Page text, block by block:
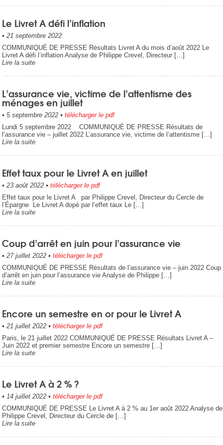
Le Livret A défi l’inflation
• 21 septembre 2022
COMMUNIQUÉ DE PRESSE Résultats Livret A du mois d’août 2022 Le
Livret A défi l’inflation Analyse de Philippe Crevel, Directeur […]
Lire la suite
L’assurance vie, victime de l’attentisme des
ménages en juillet
• 5 septembre 2022• télécharger le pdf
Lundi 5 septembre 2022 COMMUNIQUÉ DE PRESSE Résultats de
l’assurance vie – juillet 2022 L’assurance vie, victime de l’attentisme […]
Lire la suite
Effet taux pour le Livret A en juillet
• 23 août 2022• télécharger le pdf
Effet taux pour le Livret A par Philippe Crevel, Directeur du Cercle de
l’Épargne Le Livret A dopé par l’effet taux Le […]
Lire la suite
Coup d’arrêt en juin pour l’assurance vie
• 27 juillet 2022• télécharger le pdf
COMMUNIQUÉ DE PRESSE Résultats de l’assurance vie – juin 2022 Coup
d’arrêt en juin pour l’assurance vie Analyse de Philippe […]
Lire la suite
Encore un semestre en or pour le Livret A
• 21 juillet 2022• télécharger le pdf
Paris, le 21 juillet 2022 COMMUNIQUÉ DE PRESSE Résultats Livret A –
Juin 2022 et premier semestre Encore un semestre […]
Lire la suite
Le Livret A à 2 % ?
• 14 juillet 2022• télécharger le pdf
COMMUNIQUÉ DE PRESSE Le Livret A à 2 % au 1er août 2022 Analyse de
Philippe Crevel, Directeur du Cercle de […]
Lire la suite